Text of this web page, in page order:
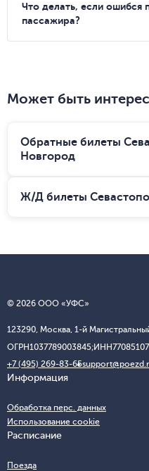
Что делать, если ошибся
пассажира?
Может быть
Обратные билеты
Новгород
Ж/Д билеты
© 2026 ООО «УФС»
123290, Москва, 1-й
ОГРН1037789003845;ИНН
+7 (495) 269-83-65
Информация
Обработка перс. данных
Использование cookie
Расписание
Поезда